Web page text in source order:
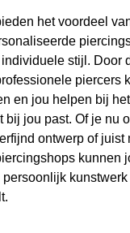
het voordeel
stijl. Door
piercers
en jou helpen bij
bij jou past. Of je nu
ontwerp of juist
kunnen